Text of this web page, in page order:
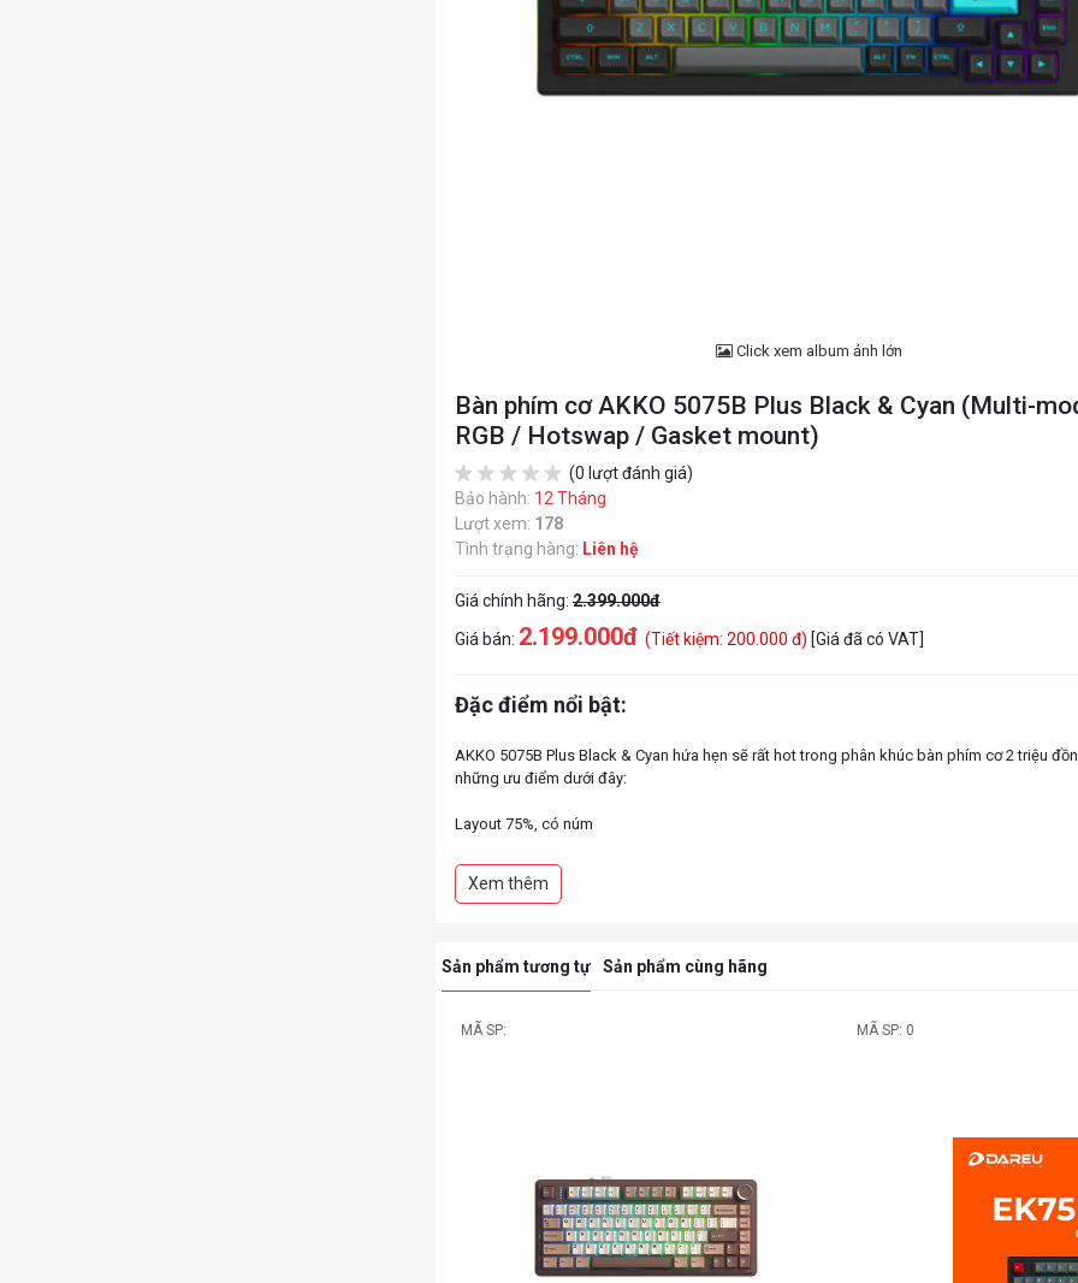
Click xem album ảnh lớn
Bàn phím cơ AKKO 5075B Plus Black & Cyan (Multi-
RGB / Hotswap / Gasket mount)
(0 lượt đánh giá)
Bảo hành: 12 Tháng
Lượt xem: 178
Tình trạng hàng: Liên hệ
Giá chính hãng: 2.399.000đ
Giá bán: 2.199.000đ (Tiết kiệm: 200.000 đ) [Giá đã có VAT]
Đặc điểm nổi bật:
AKKO 5075B Plus Black & Cyan hứa hẹn sẽ rất hot trong phân khúc bàn phím cơ 2 triệu
những ưu điểm dưới đây:
Layout 75%, có núm
Gasket mount giúp âm gõ “êm tai”
Keycap ASA profile, PBT Double-Shot với nhiều keycap tặng kèm theo chủ đề Dracula
Xem thêm
Sản phẩm tương tự Sản phẩm cùng hãng